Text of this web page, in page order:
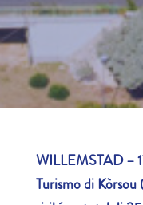
WILLEMSTAD –
Turismo di